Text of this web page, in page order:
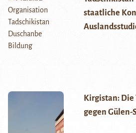
staatliche
Kirgistan: Die
gegen Gülen-